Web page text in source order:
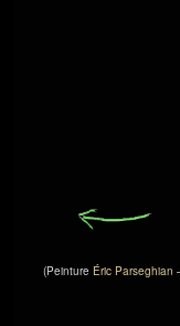
(Peinture Éric Parseghian